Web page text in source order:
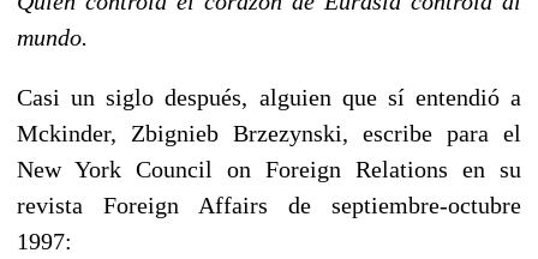
mundo.
Casi un siglo después, alguien que sí entendió a
Mckinder, Zbignieb Brzezynski, escribe para el
New York Council on Foreign Relations en su
revista Foreign Affairs de septiembre-octubre
1997: